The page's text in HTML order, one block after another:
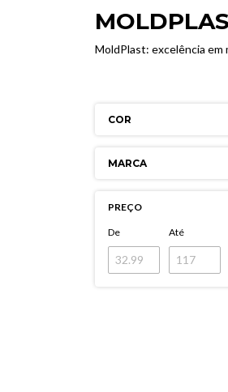
MoldPlast: excelência em
COR
MARCA
PREÇO
De Até